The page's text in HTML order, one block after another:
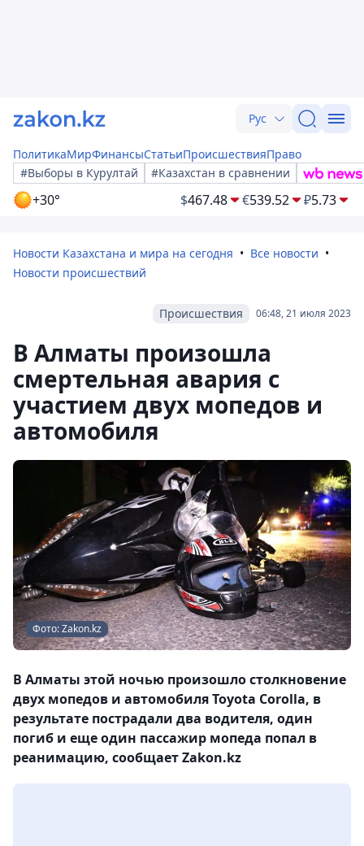
Рус
ПолитикаМирФинансыСтатьиПроисшествияПраво
#Выборы в Курултай
#Казахстан в сравнении
+30° $467.48 €539.52 ₽5.73
Новости Казахстана и мира на сегодня
Все новости
Новости происшествий
06:48, 21 июля 2023
Происшествия
В Алматы произошла
смертельная авария с
участием двух мопедов и
автомобиля
Фото: Zakon.kz
В Алматы этой ночью произошло столкновение
двух мопедов и автомобиля Toyota Corolla, в
результате пострадали два водителя, один
погиб и еще один пассажир мопеда попал в
реанимацию, сообщает Zakon.kz